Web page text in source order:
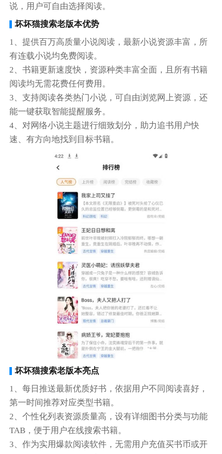
说，用户可自由选择阅读。
坏坏猫搜索老版本优势
1、提供百万高质量小说阅读，最新小说资源丰富，所
有连载小说均免费阅读。
2、书籍更新速度快，资源种类丰富全面，且所有书籍
阅读均无需花费任何费用。
3、支持阅读各类热门小说，可自由浏览网上资源，还
能一键获取智能提醒服务。
4、对网络小说主题进行细致划分，助力追书用户快
速、有方向地找到目标书籍。
坏坏猫搜索老版本亮点
1、每日推送最新优质好书，依据用户不同阅读喜好，
第一时间推荐对应类型书籍。
2、个性化列表资源质量高，设有详细图书分类与功能
TAB，便于用户在线搜索书籍。
3、作为实用爆款阅读软件，无需用户充值买书币或开